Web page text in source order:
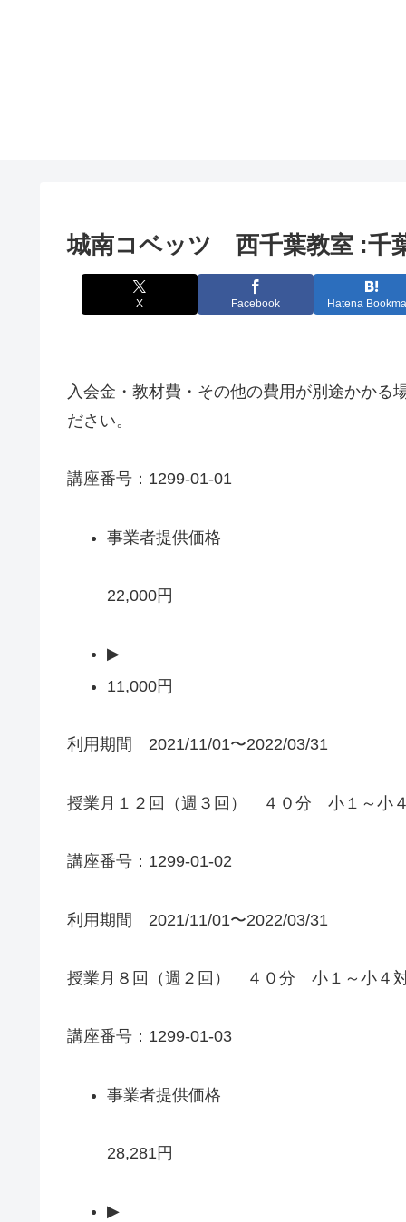
城南コベッツ 西千葉教室 :千
X Facebook Hatena
入会金・教材費・その他の費用が別途かか
ださい。
講座番号：1299-01-01
事業者提供価格
22,000円
▶
11,000円
利用期間 2021/11/01〜2022/03/31
授業月１２回（週３回） ４０分 小１～小
講座番号：1299-01-02
利用期間 2021/11/01〜2022/03/31
授業月８回（週２回） ４０分 小１～小４
講座番号：1299-01-03
事業者提供価格
28,281円
▶